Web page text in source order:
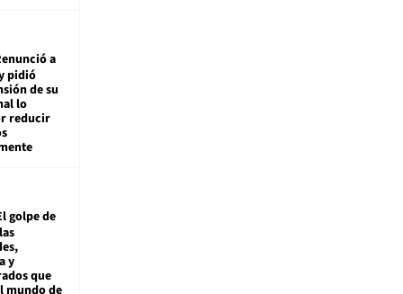
a
pidió
de su
lo
reducir
golpe de
y
que
mundo de